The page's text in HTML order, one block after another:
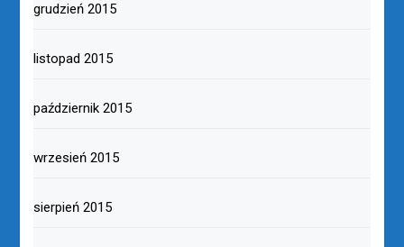
grudzień 2015
listopad 2015
październik 2015
wrzesień 2015
sierpień 2015